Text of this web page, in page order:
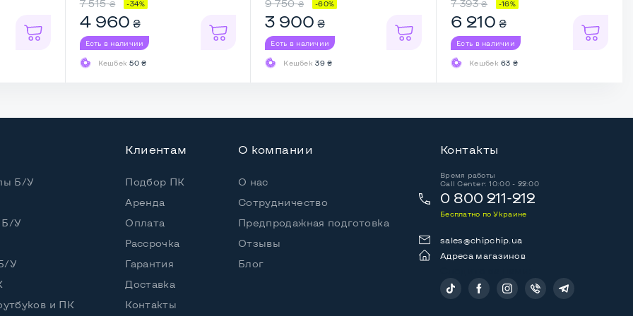
(30 дней)
и сзади
7 515 ₴ -34%
4 960 ₴
Есть в наличии
Кешбек50 ₴
9 750 ₴ -60%
3 900 ₴
Есть в наличии
Кешбек39 ₴
7 393 ₴ -16%
6 210 ₴
Есть в наличии
Кешбек63 ₴
Б/У
Б/У
У
и ПК
Клиентам
Подбор ПК
Аренда
Оплата
Рассрочка
Гарантия
Доставка
Контакты
О компании
О нас
Сотрудничество
Предпродажная подготовка
Отзывы
Блог
Контакты
Время работы
Call Center: 10:00 - 22:00
0 800 211-212
Бесплатно по Украине
sales@chipchip.ua
Адреса магазинов